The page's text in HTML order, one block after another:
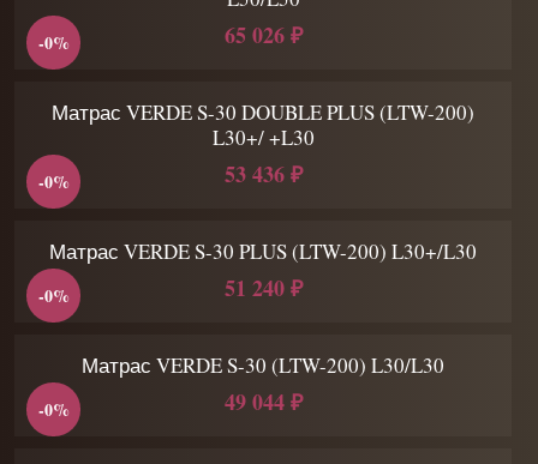
65 026 ₽
-0%
Матрас VERDE S-30 DOUBLE PLUS (LTW-200)
L30+/ +L30
53 436 ₽
-0%
Матрас VERDE S-30 PLUS (LTW-200) L30+/L30
51 240 ₽
-0%
Матрас VERDE S-30 (LTW-200) L30/L30
49 044 ₽
-0%